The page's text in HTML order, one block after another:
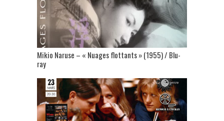
Mikio Naruse – « Nuages flottants » (1955) / Blu-
ray